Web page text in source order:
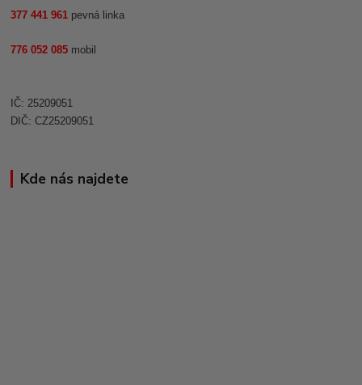
377 441 961 pevná linka
776 052 085 mobil
IČ: 25209051
DIČ: CZ25209051
Kde nás najdete